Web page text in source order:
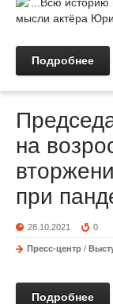
Подробнее
на
при
28.10.2021 0
Пресс-центр /
Подробнее